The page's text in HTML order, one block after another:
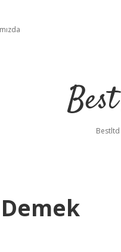
Bestltd